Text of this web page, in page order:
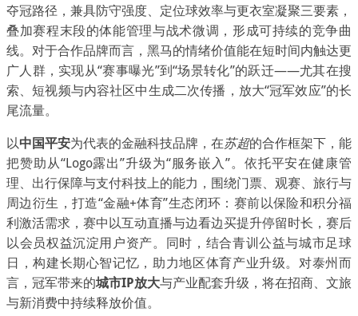
夺冠路径，兼具防守强度、定位球效率与更衣室凝聚三要素，
叠加赛程末段的体能管理与战术微调，形成可持续的竞争曲
线。对于合作品牌而言，黑马的情绪价值能在短时间内触达更
广人群，实现从“赛事曝光”到“场景转化”的跃迁——尤其在搜
索、短视频与内容社区中生成二次传播，放大“冠军效应”的长
尾流量。
以中国平安为代表的金融科技品牌，在苏超的合作框架下，能
把赞助从“Logo露出”升级为“服务嵌入”。依托平安在健康管
理、出行保障与支付科技上的能力，围绕门票、观赛、旅行与
周边衍生，打造“金融+体育”生态闭环：赛前以保险和积分福
利激活需求，赛中以互动直播与边看边买提升停留时长，赛后
以会员权益沉淀用户资产。同时，结合青训公益与城市足球
日，构建长期心智记忆，助力地区体育产业升级。对泰州而
言，冠军带来的城市IP放大与产业配套升级，将在招商、文旅
与新消费中持续释放价值。